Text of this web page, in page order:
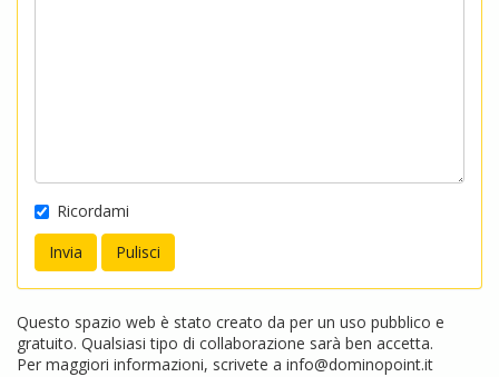
Ricordami
Questo spazio web è stato creato da per un uso pubblico e
gratuito. Qualsiasi tipo di collaborazione sarà ben accetta.
Per maggiori informazioni, scrivete a info@dominopoint.it